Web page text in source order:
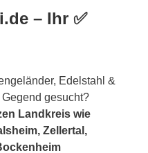
– Ihr ✅
Edelstahl &
gesucht?
Landkreis wie
Zellertal,